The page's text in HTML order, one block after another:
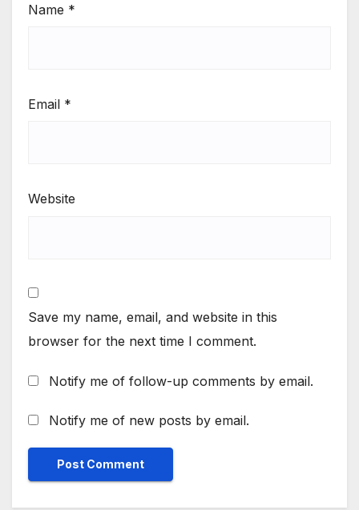
Name *
Email *
Website
Save my name, email, and website in this
browser for the next time I comment.
Notify me of follow-up comments by email.
Notify me of new posts by email.